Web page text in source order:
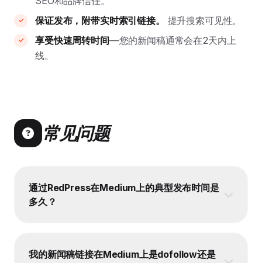
保证发布，附带实时索引链接。
提升搜索可见性。
享受快速周转时间—您的新闻稿通常会在2天内上
线。
常见问题
通过RedPress在Medium上的典型发布时间是
多久？
我的新闻稿链接在Medium上是dofollow还是